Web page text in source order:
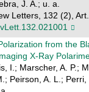
J. A.; u. a.
Letters, 132 (2),
from the
X-Ray
I.; Marscher, A. P.;
Peirson, A. L.;